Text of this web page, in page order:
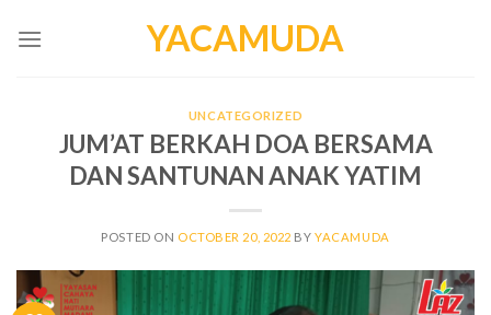
YACAMUDA
UNCATEGORIZED
JUM’AT BERKAH DOA BERSAMA
DAN SANTUNAN ANAK YATIM
POSTED ON OCTOBER 20, 2022 BYYACAMUDA